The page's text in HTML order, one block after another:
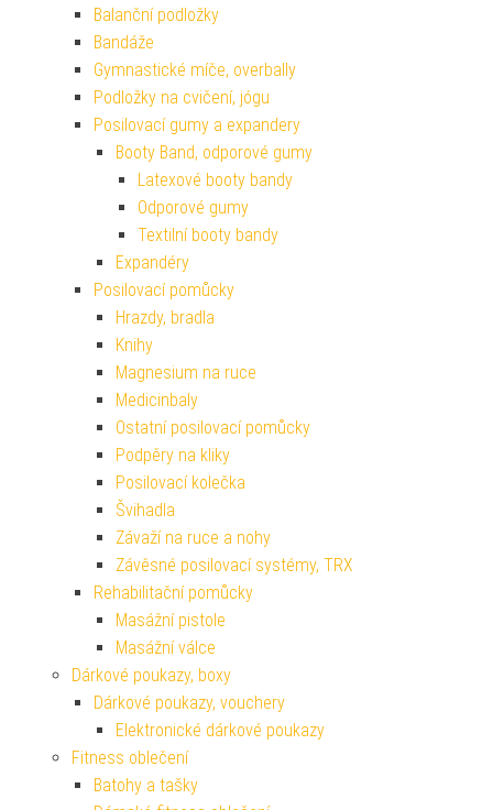
Balanční podložky
Bandáže
Gymnastické míče, overbally
Podložky na cvičení, jógu
Posilovací gumy a expandery
Booty Band, odporové gumy
Latexové booty bandy
Odporové gumy
Textilní booty bandy
Expandéry
Posilovací pomůcky
Hrazdy, bradla
Knihy
Magnesium na ruce
Medicinbaly
Ostatní posilovací pomůcky
Podpěry na kliky
Posilovací kolečka
Švihadla
Závaží na ruce a nohy
Závěsné posilovací systémy, TRX
Rehabilitační pomůcky
Masážní pistole
Masážní válce
Dárkové poukazy, boxy
Dárkové poukazy, vouchery
Elektronické dárkové poukazy
Fitness oblečení
Batohy a tašky